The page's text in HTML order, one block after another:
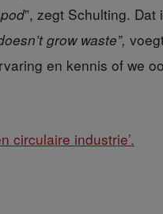
pod”, zegt Schulting. Dat
grow waste”,
en kennis of we
circulaire industrie’.